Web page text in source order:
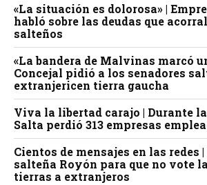
«La situación es dolorosa» |
habló sobre las deudas que
salteños
«La bandera de Malvinas marcó
Concejal pidió a los senadores
extranjericen tierra gaucha
Viva la libertad carajo | Durante
Salta perdió 313 empresas
Cientos de mensajes en las redes
salteña Royón para que no vote
tierras a extranjeros